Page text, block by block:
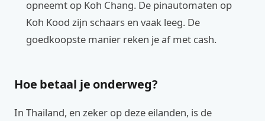
opneemt op Koh Chang. De pinautomaten op
Koh Kood zijn schaars en vaak leeg. De
goedkoopste manier reken je af met cash.
Hoe betaal je onderweg?
In Thailand, en zeker op deze eilanden, is de